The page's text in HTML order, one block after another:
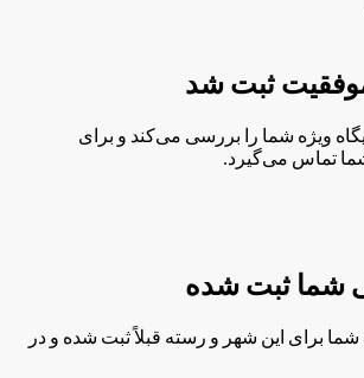
ثبت شد
ویژه شما را بررسی می‌کند و برای
تماس می‌گیرد.
شما ثبت شده
برای این شهر و رسته قبلاً ثبت شده و در